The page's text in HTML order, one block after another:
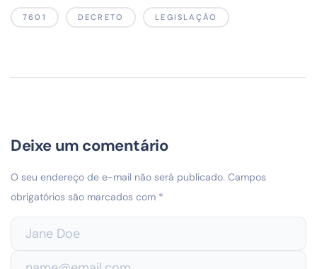
7601 DECRETO LEGISLAÇÃO
Deixe um comentário
O seu endereço de e-mail não será publicado. Campos
obrigatórios são marcados com *